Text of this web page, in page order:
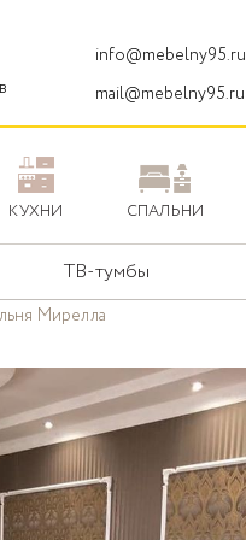
info@mebelny95.ru
mail@mebelny95.ru
КУХНИ СПАЛЬНИ
ТВ-тумбы
Мирелла